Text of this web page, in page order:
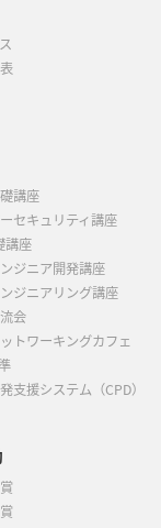
講座
セキュリティ講座
講座
ジニア開発講座
ジニアリング講座
会
トワーキングカフェ
支援システム（CPD）